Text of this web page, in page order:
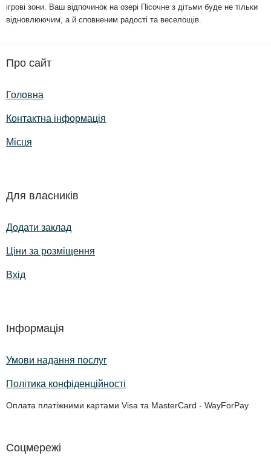
ігрові зони. Ваш відпочинок на озері Пісочне з дітьми буде не тільки
відновлюючим, а й сповненим радості та веселощів.
Про сайт
Головна
Контактна інформація
Місця
Для власників
Додати заклад
Ціни за розміщення
Вхід
Інформація
Умови надання послуг
Політика конфіденційності
Оплата платіжними картами Visa та MasterCard - WayForPay
Соцмережі